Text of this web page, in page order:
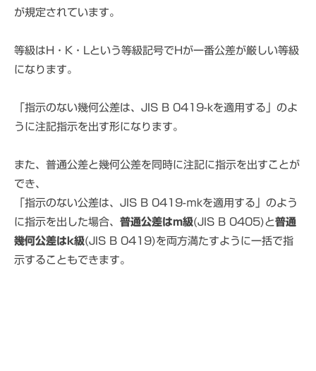
が規定されています。
等級はH・K・Lという等級記号でHが一番公差が厳しい等級
になります。
「指示のない幾何公差は、JIS B 0419-kを適用する」のよ
うに注記指示を出す形になります。
また、普通公差と幾何公差を同時に注記に指示を出すことが
でき、
「指示のない公差は、JIS B 0419-ｍkを適用する」のよう
に指示を出した場合、 普通公差はm級(JIS B 0405)と普通
幾何公差はk級(JIS B 0419)を両方満たすように一括で指
示することもできます。